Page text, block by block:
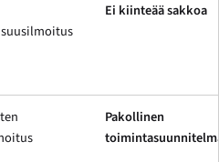
Ei kiinteää sakkoa
Pakollinen